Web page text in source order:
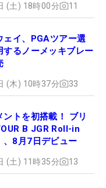
(土) 18時00分 11
ェイ、PGAツアー選
するノーメッキブレー
(木) 10時37分 33
ントを初搭載！ ブリ
B JGR Roll-in
8月7日デビュー
(土) 11時35分 13